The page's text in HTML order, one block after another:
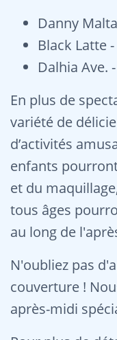
Danny
Black Latte
Dalhia Ave.
En plus de
variété de
d’activités
enfants
et du
tous âges
au long de
N'oubliez pas
couverture !
après-midi